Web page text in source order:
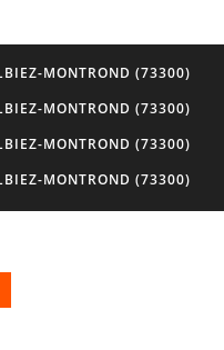
MONTROND (73300)
MONTROND (73300)
MONTROND (73300)
MONTROND (73300)